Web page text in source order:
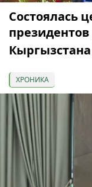
Состоялась
Кыргызстана
ХРОНИКА